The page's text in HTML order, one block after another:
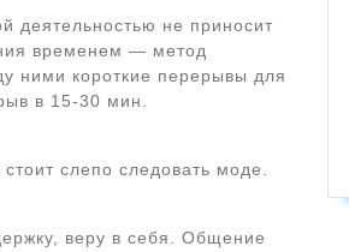
деятельностью не приносит
временем — метод
ними короткие перерывы для
в 15-30 мин.
слепо следовать моде.
веру в себя. Общение